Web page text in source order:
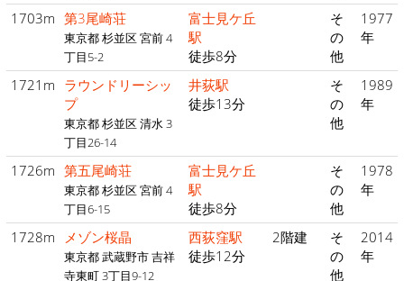
1703m 第3尾崎荘
東京都 杉並区 宮前 4
丁目5-2
富士見ケ丘
駅
徒歩8分
そ
の
他
1977
年
1721m ラウンドリーシッ
プ
東京都 杉並区 清水 3
丁目26-14
井荻駅
徒歩13分
そ
の
他
1989
年
1726m 第五尾崎荘
東京都 杉並区 宮前 4
丁目6-15
富士見ケ丘
駅
徒歩8分
そ
の
他
1978
年
1728m メゾン桜晶
東京都 武蔵野市 吉祥
寺東町 3丁目9-12
西荻窪駅
徒歩12分
2階建
そ
の
他
2014
年